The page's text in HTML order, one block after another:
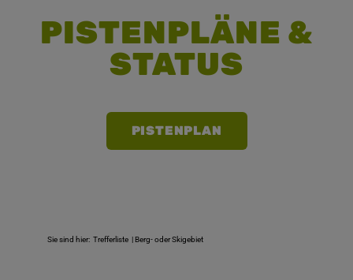
PISTENPLÄNE &
STATUS
PISTENPLAN
Sie sind hier: Trefferliste | Berg- oder Skigebiet